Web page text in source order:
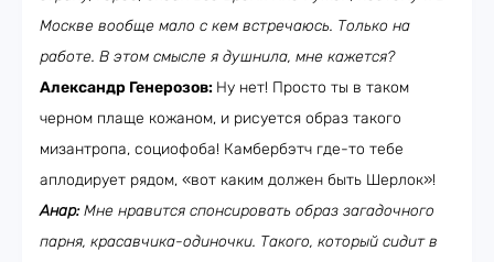
Москве вообще мало с кем встречаюсь. Только на
работе. В этом смысле я душнила, мне кажется?
Александр Генерозов: Ну нет! Просто ты в таком
черном плаще кожаном, и рисуется образ такого
мизантропа, социофоба! Камбербэтч где-то тебе
аплодирует рядом, «вот каким должен быть Шерлок»!
Анар:Мне нравится спонсировать образ загадочного
парня, красавчика-одиночки. Такого, который сидит в